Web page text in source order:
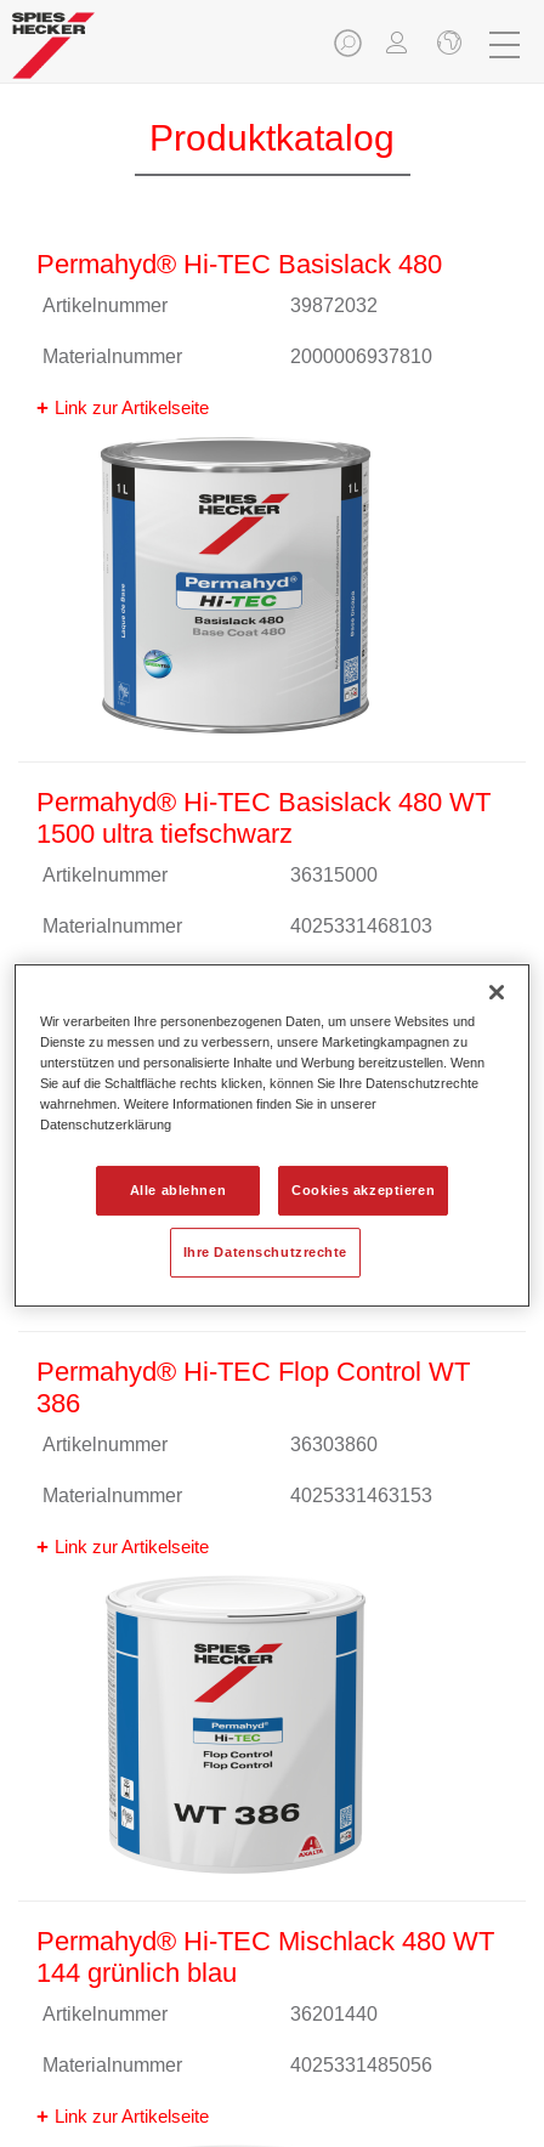
Produktkatalog
Permahyd® Hi-TEC Basislack 480
Artikelnummer 39872032
Materialnummer 2000006937810
Link zur Artikelseite
Permahyd® Hi-TEC Basislack 480 WT
1500 ultra tiefschwarz
Artikelnummer 36315000
Materialnummer 4025331468103
Permahyd® Hi-TEC Flop Control WT
386
Artikelnummer 36303860
Materialnummer 4025331463153
Link zur Artikelseite
Permahyd® Hi-TEC Mischlack 480 WT
144 grünlich blau
Artikelnummer 36201440
Materialnummer 4025331485056
Link zur Artikelseite
Wir verarbeiten Ihre personenbezogenen Daten, um unsere Websites und
Dienste zu messen und zu verbessern, unsere Marketingkampagnen zu
unterstützen und personalisierte Inhalte und Werbung bereitzustellen. Wenn
Sie auf die Schaltfläche rechts klicken, können Sie Ihre Datenschutzrechte
wahrnehmen. Weitere Informationen finden Sie in unserer
Datenschutzerklärung
Alle ablehnen Cookies akzeptieren
Ihre Datenschutzrechte